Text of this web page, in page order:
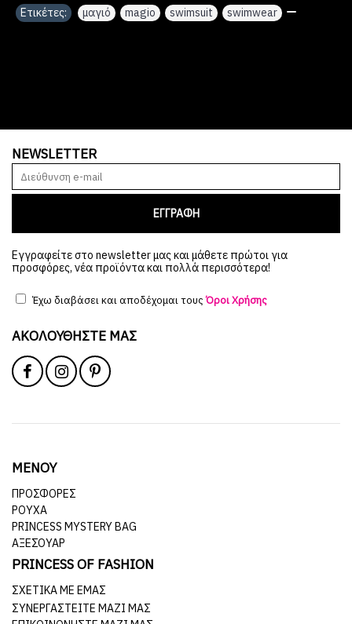
Ετικέτες: μαγιό magio swimsuit swimwear
NEWSLETTER
ΕΓΓΡΑΦΗ
Εγγραφείτε στο newsletter μας και μάθετε πρώτοι για
προσφόρες, νέα προϊόντα και πολλά περισσότερα!
Έχω διαβάσει και αποδέχομαι τουςΌροι Χρήσης
ΑΚΟΛΟΥΘΉΣΤΕ ΜΑΣ
ΜΕΝΟΥ
ΠΡΟΣΦΟΡΕΣ
ΡΟΥΧΑ
PRINCESS MYSTERY BAG
ΑΞΕΣΟΥΑΡ
PRINCESS OF FASHION
ΣΧΕΤΙΚΆ ΜΕ ΕΜΆΣ
ΣΥΝΕΡΓΑΣΤΕΊΤΕ ΜΑΖΊ ΜΑΣ